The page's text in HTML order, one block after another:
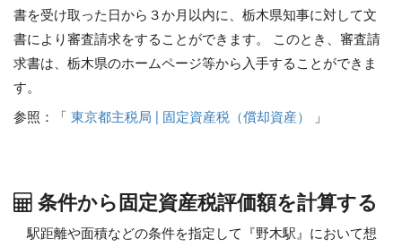
書を受け取った日から３か月以内に、栃木県知事に対して文
書により審査請求をすることができます。 このとき、審査請
求書は、栃木県のホームページ等から入手することができま
す。
参照：「 東京都主税局 | 固定資産税（償却資産） 」
条件から固定資産税評価額を計算する
駅距離や面積などの条件を指定して『野木駅』において想